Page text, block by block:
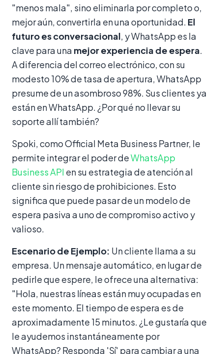
"menos mala", sino eliminarla por completo o,
mejor aún, convertirla en una oportunidad. El
futuro es conversacional, y WhatsApp es la
clave para una mejor experiencia de espera.
A diferencia del correo electrónico, con su
modesto 10% de tasa de apertura, WhatsApp
presume de un asombroso 98%. Sus clientes ya
están en WhatsApp. ¿Por qué no llevar su
soporte allí también?
Spoki, como Official Meta Business Partner, le
permite integrar el poder deWhatsApp
Business API en su estrategia de atención al
cliente sin riesgo de prohibiciones. Esto
significa que puede pasar de un modelo de
espera pasiva a uno de compromiso activo y
valioso.
Escenario de Ejemplo: Un cliente llama a su
empresa. Un mensaje automático, en lugar de
pedirle que espere, le ofrece una alternativa:
"Hola, nuestras líneas están muy ocupadas en
este momento. El tiempo de espera es de
aproximadamente 15 minutos. ¿Le gustaría que
le ayudemos instantáneamente por
WhatsApp? Responda 'Sí' para cambiar a una